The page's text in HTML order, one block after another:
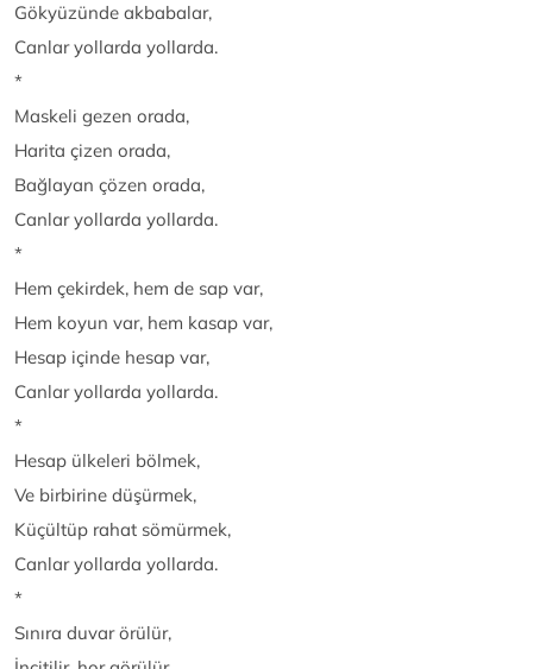
Gökyüzünde akbabalar,
Canlar yollarda yollarda.
*
Maskeli gezen orada,
Harita çizen orada,
Bağlayan çözen orada,
Canlar yollarda yollarda.
*
Hem çekirdek, hem de sap var,
Hem koyun var, hem kasap var,
Hesap içinde hesap var,
Canlar yollarda yollarda.
*
Hesap ülkeleri bölmek,
Ve birbirine düşürmek,
Küçültüp rahat sömürmek,
Canlar yollarda yollarda.
*
Sınıra duvar örülür,